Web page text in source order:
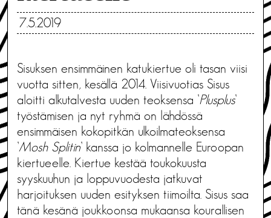
7.5.2019
Sisuksen ensimmäinen katukiertue oli tasan viisi
vuotta sitten, kesällä 2014. Viisivuotias Sisus
aloitti alkutalvesta uuden teoksensa ’Plusplus’
työstämisen ja nyt ryhmä on lähdössä
ensimmäisen kokopitkän ulkoilmateoksensa
’Mosh Splitin’ kanssa jo kolmannelle Euroopan
kiertueelle. Kiertue kestää toukokuusta
syyskuuhun ja loppuvuodesta jatkuvat
harjoituksen uuden esityksen tiimoilta. Sisus saa
tänä kesänä joukkoonsa mukaansa kourallisen